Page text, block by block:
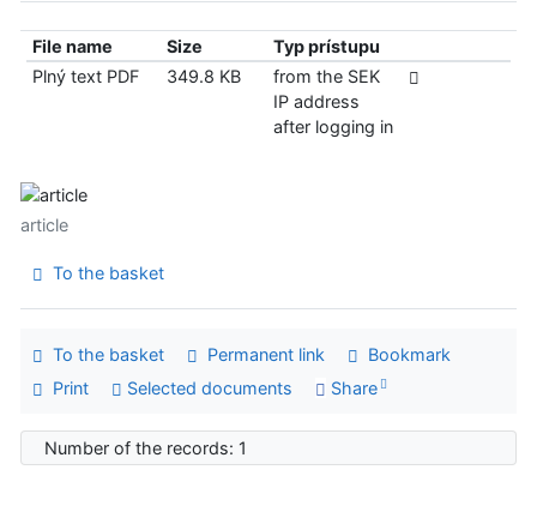
File name Size
Typ prístupu
Plný text PDF
349.8 KB
from the SEK
IP address
after logging in
article
To the basket
To the basket Permanent link
Bookmark
Print
Selected documents Share
Number of the records: 1